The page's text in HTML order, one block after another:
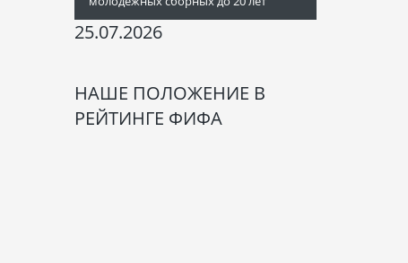
25.07.2026
НАШЕ ПОЛОЖЕНИЕ В
РЕЙТИНГЕ ФИФА